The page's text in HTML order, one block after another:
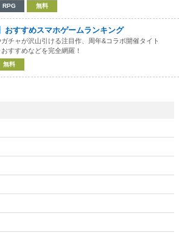
RPG 無料
おすすめスマホゲームランキング
チャが沢山引ける注目作、周年&コラボ開催タイト
すすめなどを完全網羅！
無料